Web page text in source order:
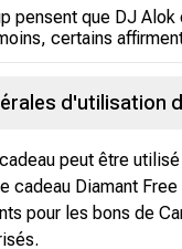
pensent que DJ
certains
d'utilisation
peut être
cadeau Diamant
pour les bons de